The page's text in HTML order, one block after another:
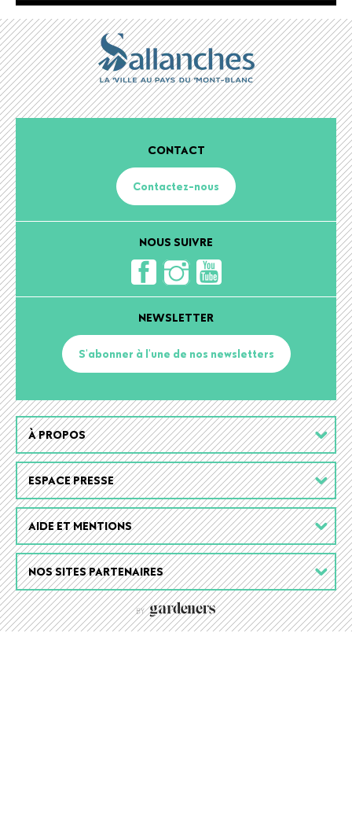
CONTACT
Contactez-nous
NOUS SUIVRE
NEWSLETTER
S'abonner à l'une de nos newsletters
Footer
menu
À PROPOS
ESPACE PRESSE
AIDE ET MENTIONS
NOS SITES PARTENAIRES